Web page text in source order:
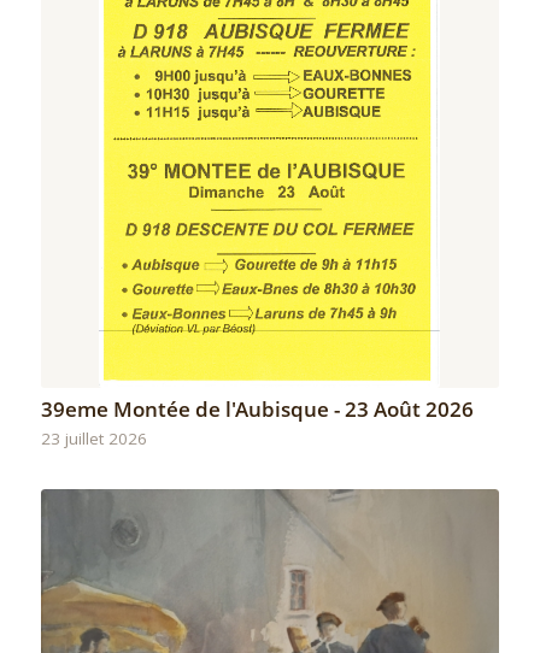
39eme Montée de l'Aubisque - 23 Août 2026
23 juillet 2026